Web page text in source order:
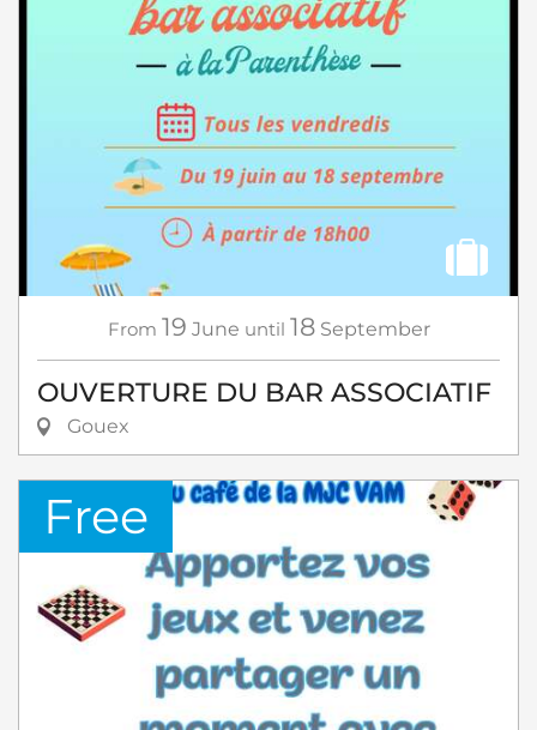
From 19 June until 18 September
OUVERTURE DU BAR ASSOCIATIF
Gouex
Free